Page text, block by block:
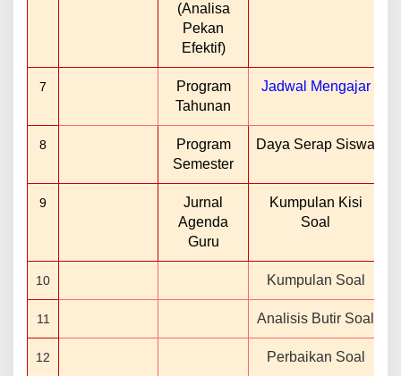
(Analisa
Pekan
Efektif)
7
Program
Tahunan
Jadwal Mengajar
8
Program
Semester
Daya Serap Siswa
9
Jurnal
Agenda
Guru
Kumpulan Kisi
Soal
10 Kumpulan Soal
11 Analisis Butir Soal
12 Perbaikan Soal